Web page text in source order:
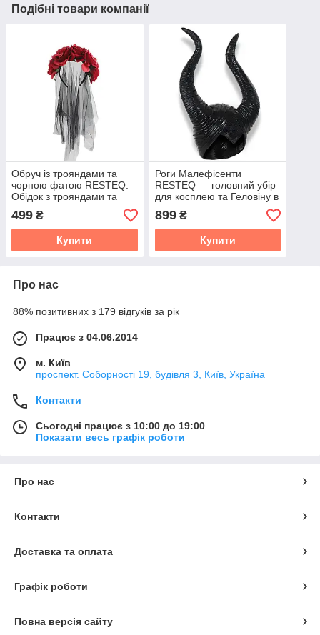
Подібні товари компанії
Обруч із трояндами та
чорною фатою RESTEQ.
Обідок з трояндами та
фатою. Обруч з червоні
троянди і фата на
Хеллоуїн. Прикраса для
499 ₴
Купити
Роги Малефісенти
RESTEQ — головний убір
для косплею та Геловіну в
стилі культового
персонажа з фільму
"Малефісента"
899₴
Купити
Про нас
88% позитивних з 179 відгуків за рік
Працює з 04.06.2014
м. Київ
проспект. Соборності 19, будівля 3, Київ, Україна
Контакти
Сьогодні працює з 10:00 до 19:00
Показати весь графік роботи
Про нас
Контакти
Доставка та оплата
Графік роботи
Повна версія сайту